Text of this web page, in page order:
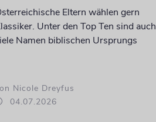
Eltern wählen gern
Unter den Top Ten sind auch
Namen biblischen Ursprungs
Nicole Dreyfus
04.07.2026